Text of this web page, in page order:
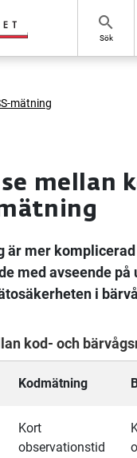
search
Sök
mätning
mellan
är mer
med avseende
i
kod- och
Kodmätning
Kort
observationstid